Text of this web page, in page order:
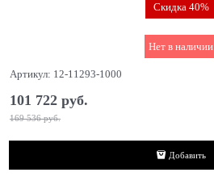
Скидка 40%
Нет в наличии
Артикул: 12-11293-1000
169 536 руб.
101 722 руб.
Добавить